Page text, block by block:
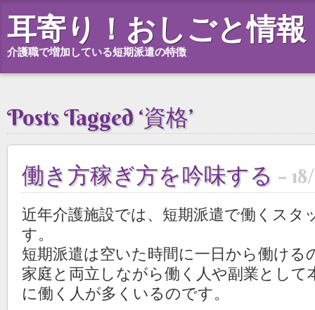
耳寄り！おしごと情報
介護職で増加している短期派遣の特徴
Posts Tagged ‘資格’
働き方稼ぎ方を吟味する
近年介護施設では、短期派遣で働くスタ
す。
短期派遣は空いた時間に一日から働ける
家庭と両立しながら働く人や副業として
に働く人が多くいるのです。